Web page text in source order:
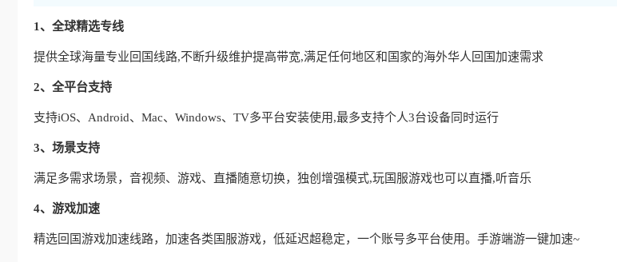
1、全球精选专线
提供全球海量专业回国线路,不断升级维护提高带宽,满足任何地区和国家的海外华人回国加速需求
2、全平台支持
支持iOS、Android、Mac、Windows、TV多平台安装使用,最多支持个人3台设备同时运行
3、场景支持
满足多需求场景，音视频、游戏、直播随意切换，独创增强模式,玩国服游戏也可以直播,听音乐
4、游戏加速
精选回国游戏加速线路，加速各类国服游戏，低延迟超稳定，一个账号多平台使用。手游端游一键加速~